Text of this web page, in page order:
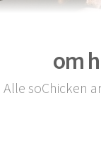
om
Alle soChicken